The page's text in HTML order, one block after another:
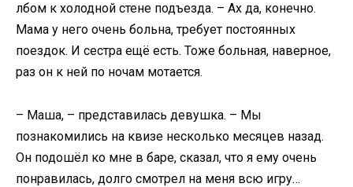
лбом к холодной стене подъезда. – Ах да, конечно.
Мама у него очень больна, требует постоянных
поездок. И сестра ещё есть. Тоже больная, наверное,
раз он к ней по ночам мотается.
– Маша, – представилась девушка. – Мы
познакомились на квизе несколько месяцев назад.
Он подошёл ко мне в баре, сказал, что я ему очень
понравилась, долго смотрел на меня всю игру…